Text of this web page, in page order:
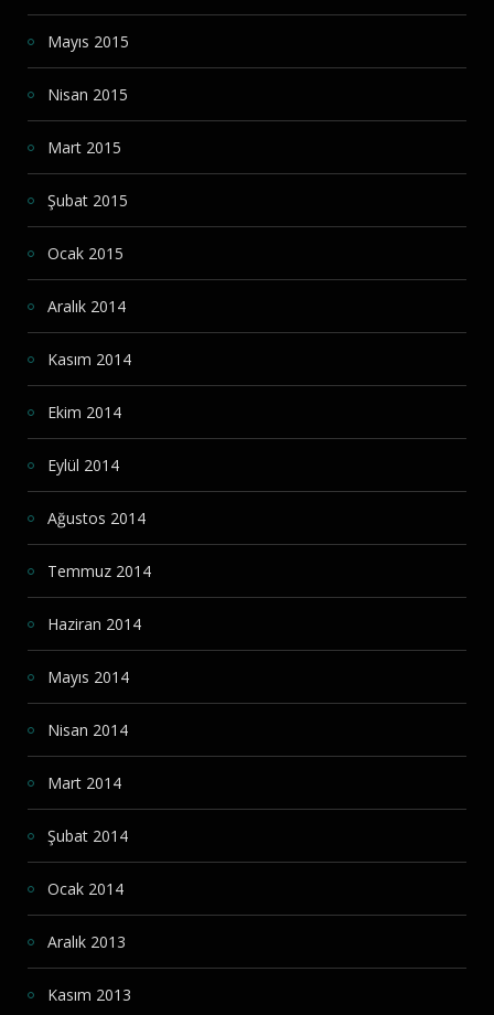
Mayıs 2015
Nisan 2015
Mart 2015
Şubat 2015
Ocak 2015
Aralık 2014
Kasım 2014
Ekim 2014
Eylül 2014
Ağustos 2014
Temmuz 2014
Haziran 2014
Mayıs 2014
Nisan 2014
Mart 2014
Şubat 2014
Ocak 2014
Aralık 2013
Kasım 2013